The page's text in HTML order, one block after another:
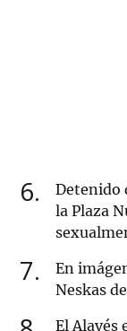
6
Detenido
la Plaza
7
En
Neskas
El Alavés